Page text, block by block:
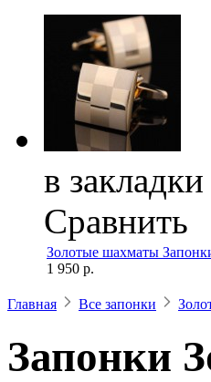
в закладки
Сравнить
Золотые шахматы
1 950 р.
Главная Все запонки
Запонки